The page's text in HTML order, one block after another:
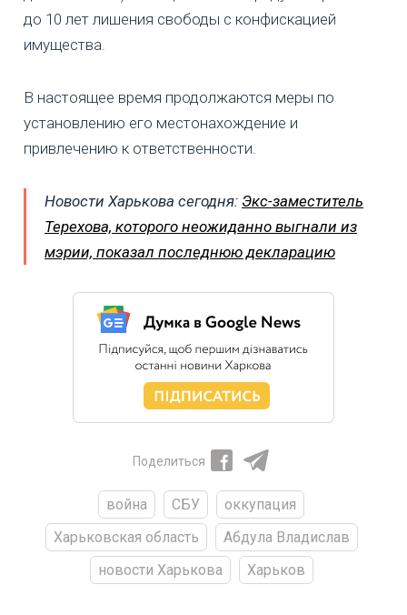
до 10 лет лишения свободы с конфискацией
имущества.
В настоящее время продолжаются меры по
установлению его местонахождение и
привлечению к ответственности.
Новости Харькова сегодня: Экс-заместитель
Терехова, которого неожиданно выгнали из
мэрии, показал последнюю декларацию
Поделиться
война СБУ
оккупация
Харьковская область
Абдула Владислав
новости Харькова
Харьков